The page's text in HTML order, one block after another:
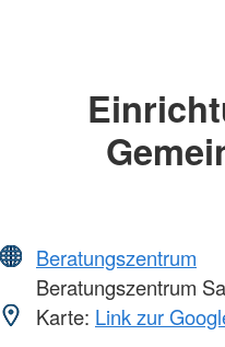
Beratungszentrum
Beratungszentrum
Karte: Link zur